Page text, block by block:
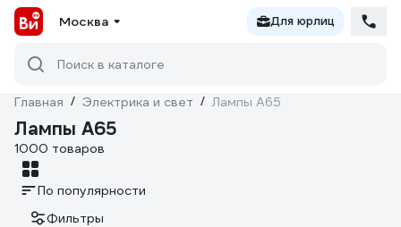
Москва Для юрлиц
Поиск в каталоге
Главная / Электрика и свет / Лампы А65
Лампы А65
1000 товаров
По популярности
Фильтры